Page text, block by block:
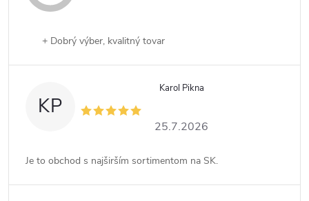
+ Dobrý výber, kvalitný tovar
KP
Karol Pikna
25.7.2026
Je to obchod s najširším sortimentom na SK.